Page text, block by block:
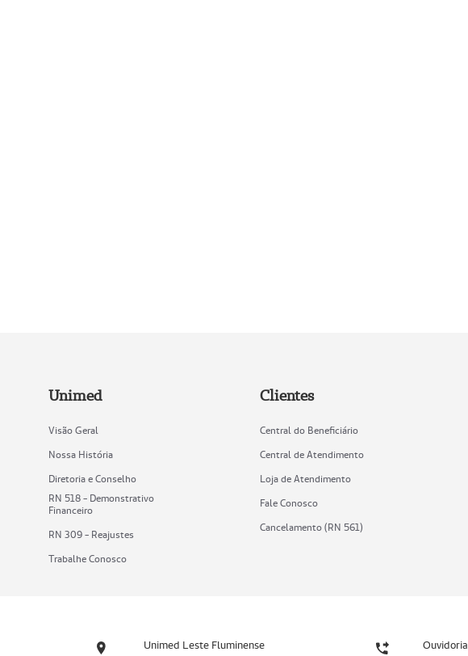
Unimed
Visão Geral
Nossa História
Diretoria e Conselho
RN 518 - Demonstrativo
Financeiro
RN 309 - Reajustes
Trabalhe Conosco
Clientes
Central do Beneficiário
Central de Atendimento
Loja de Atendimento
Fale Conosco
Cancelamento (RN 561)
Unimed Leste Fluminense Ouvidoria